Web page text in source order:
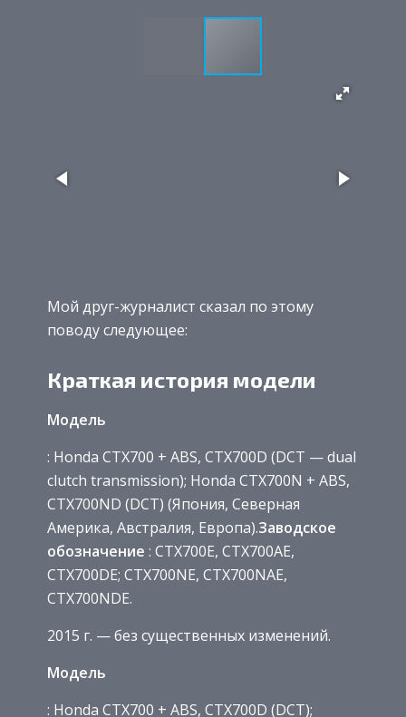
Мой друг-журналист сказал по этому
поводу следующее:
Краткая история модели
Модель
: Honda CTX700 + ABS, CTX700D (DCT — dual
clutch transmission); Honda CTX700N + ABS,
CTX700ND (DCT) (Япония, Северная
Америка, Австралия, Европа).Заводское
обозначение : CTX700E, CTX700AE,
CTX700DE; CTX700NE, CTX700NAE,
CTX700NDE.
2015 г. — без существенных изменений.
Модель
: Honda CTX700 + ABS, CTX700D (DCT);